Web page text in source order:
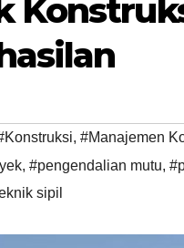
, #Manajemen
, #pengendalian mutu,
sipil